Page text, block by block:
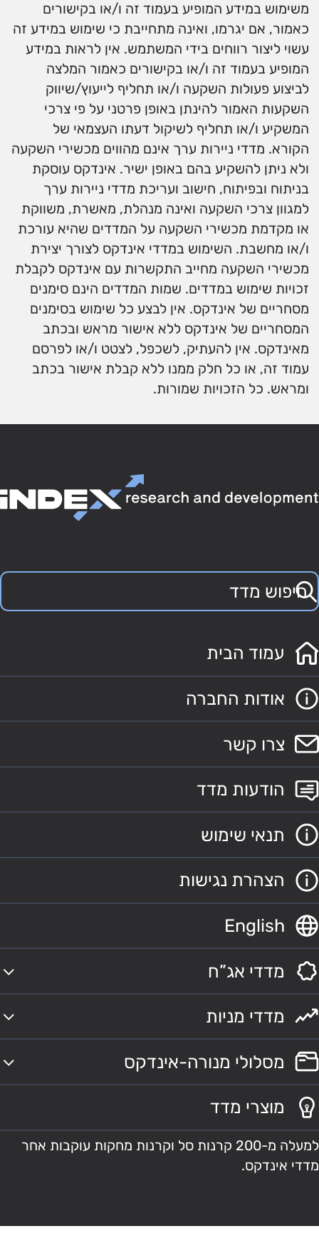
משימוש במידע המופיע בעמוד זה ו/או בקישורים
כאמור, אם יגרמו, ואינה מתחייבת כי שימוש במידע זה
עשוי ליצור רווחים בידי המשתמש. אין לראות במידע
המופיע בעמוד זה ו/או בקישורים כאמור המלצה
לביצוע פעולות השקעה ו/או תחליף לייעוץ/שיווק
השקעות האמור להינתן באופן פרטני על פי צרכי
המשקיע ו/או תחליף לשיקול דעתו העצמאי של
הקורא. מדדי ניירות ערך אינם מהווים מכשירי השקעה
ולא ניתן להשקיע בהם באופן ישיר. אינדקס עוסקת
בניתוח ובפיתוח, חישוב ועריכת מדדי ניירות ערך
למגוון צרכי השקעה ואינה מנהלת, מאשרת, משווקת
או מקדמת מכשירי השקעה על המדדים שהיא עורכת
ו/או מחשבת. השימוש במדדי אינדקס לצורך יצירת
מכשירי השקעה מחייב התקשרות עם אינדקס לקבלת
זכויות שימוש במדדים. שמות המדדים הינם סימנים
מסחריים של אינדקס. אין לבצע כל שימוש בסימנים
המסחריים של אינדקס ללא אישור מראש ובכתב
מאינדקס. אין להעתיק, לשכפל, לצטט ו/או לפרסם
עמוד זה, או כל חלק ממנו ללא קבלת אישור בכתב
ומראש. כל הזכויות שמורות.
עמוד הבית
אודות החברה
צרו קשר
הודעות מדד
תנאי שימוש
הצהרת נגישות
English
מדדי אג”ח
מדדי מניות
מסלולי מנורה-אינדקס
מוצרי מדד
למעלה מ-200 קרנות סל וקרנות מחקות עוקבות אחר
מדדי אינדקס.